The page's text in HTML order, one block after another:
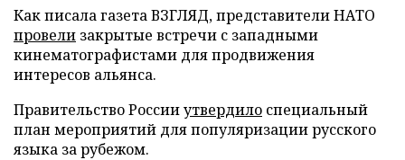
Как писала газета ВЗГЛЯД, представители НАТО
провели закрытые встречи с западными
кинематографистами для продвижения
интересов альянса.
Правительство Россииутвердило специальный
план мероприятий для популяризации русского
языка за рубежом.